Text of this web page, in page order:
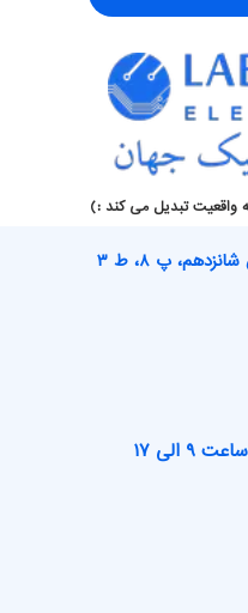
واقعیت تبدیل می کند :)
پ ۸، ط ۳
۱۷